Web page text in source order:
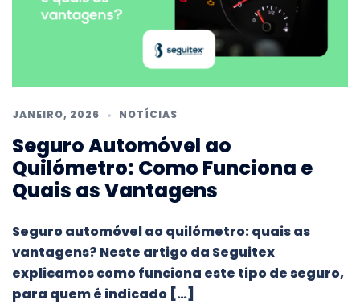
JANEIRO, 2026 NOTÍCIAS
Seguro Automóvel ao
Quilómetro: Como Funciona e
Quais as Vantagens
Seguro automóvel ao quilómetro: quais as
vantagens? Neste artigo da Seguitex
explicamos como funciona este tipo de seguro,
para quem é indicado […]